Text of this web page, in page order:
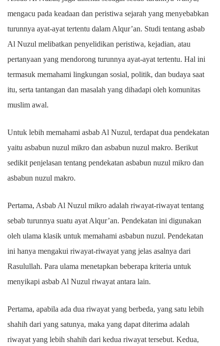
mengacu pada keadaan dan peristiwa sejarah yang menyebabkan
turunnya ayat-ayat tertentu dalam Alqur’an. Studi tentang asbab
Al Nuzul melibatkan penyelidikan peristiwa, kejadian, atau
pertanyaan yang mendorong turunnya ayat-ayat tertentu. Hal ini
termasuk memahami lingkungan sosial, politik, dan budaya saat
itu, serta tantangan dan masalah yang dihadapi oleh komunitas
muslim awal.
Untuk lebih memahami asbab Al Nuzul, terdapat dua pendekatan
yaitu asbabun nuzul mikro dan asbabun nuzul makro. Berikut
sedikit penjelasan tentang pendekatan asbabun nuzul mikro dan
asbabun nuzul makro.
Pertama, Asbab Al Nuzul mikro adalah riwayat-riwayat tentang
sebab turunnya suatu ayat Alqur’an. Pendekatan ini digunakan
oleh ulama klasik untuk memahami asbabun nuzul. Pendekatan
ini hanya mengakui riwayat-riwayat yang jelas asalnya dari
Rasulullah. Para ulama menetapkan beberapa kriteria untuk
menyikapi asbab Al Nuzul riwayat antara lain.
Pertama, apabila ada dua riwayat yang berbeda, yang satu lebih
shahih dari yang satunya, maka yang dapat diterima adalah
riwayat yang lebih shahih dari kedua riwayat tersebut. Kedua,